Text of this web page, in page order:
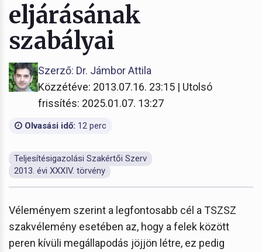
eljárásának
szabályai
Szerző: Dr. Jámbor Attila
Közzétéve: 2013.07.16. 23:15 | Utolsó
frissítés: 2025.01.07. 13:27
Olvasási idő: 12 perc
Teljesítésigazolási Szakértői Szerv
2013. évi XXXIV. törvény
Véleményem szerint a legfontosabb cél a TSZSZ
szakvélemény esetében az, hogy a felek között
peren kívüli megállapodás jöjjön létre, ez pedig